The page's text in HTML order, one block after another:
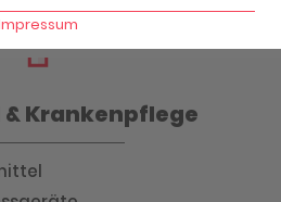
Krankenpflege